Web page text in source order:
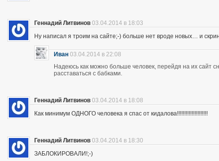
Геннадий Литвинов 03.04.2014 в 18:03
Ну написал я троим на сайте;-) больше нет вроде новых… и
Иван 03.04.2014 в 22:08
Надеюсь как можно больше человек, перейдя на их сайт
расставаться с бабками.
Геннадий Литвинов 03.04.2014 в 18:08
Как минимум ОДНОГО человека я спас от кидалова!!!!!!!!!!!!!!!!!!!!!
Геннадий Литвинов 03.04.2014 в 18:30
ЗАБЛОКИРОВАЛИ!;-)